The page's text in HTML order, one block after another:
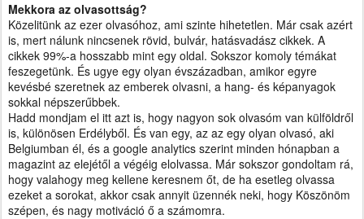
Mekkora az olvasottság?
Közelitünk az ezer olvasóhoz, ami szinte hihetetlen. Már csak azért
is, mert nálunk nincsenek rövid, bulvár, hatásvadász cikkek. A
cikkek 99%-a hosszabb mint egy oldal. Sokszor komoly témákat
feszegetünk. És ugye egy olyan évszázadban, amikor egyre
kevésbé szeretnek az emberek olvasni, a hang- és képanyagok
sokkal népszerűbbek.
Hadd mondjam el itt azt is, hogy nagyon sok olvasóm van külföldről
is, különösen Erdélyből. És van egy, az az egy olyan olvasó, aki
Belgiumban él, és a google analytics szerint minden hónapban a
magazint az elejétől a végéig elolvassa. Már sokszor gondoltam rá,
hogy valahogy meg kellene keresnem őt, de ha esetleg olvassa
ezeket a sorokat, akkor csak annyit üzennék neki, hogy Köszönöm
szépen, és nagy motiváció ő a számomra.